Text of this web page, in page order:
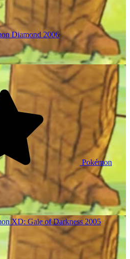
Diamond 2006
Pokémon
XD: Gale of Darkness 2005